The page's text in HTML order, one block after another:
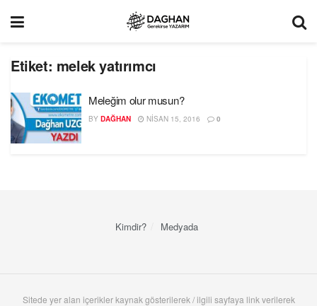
Etiket: melek yatırımcı
Meleğim olur musun?
BY DAĞHAN NISAN 15, 2016 0
Kimdir? Medyada
Sitede yer alan içerikler kaynak gösterilerek / ilgili sayfaya link verilerek